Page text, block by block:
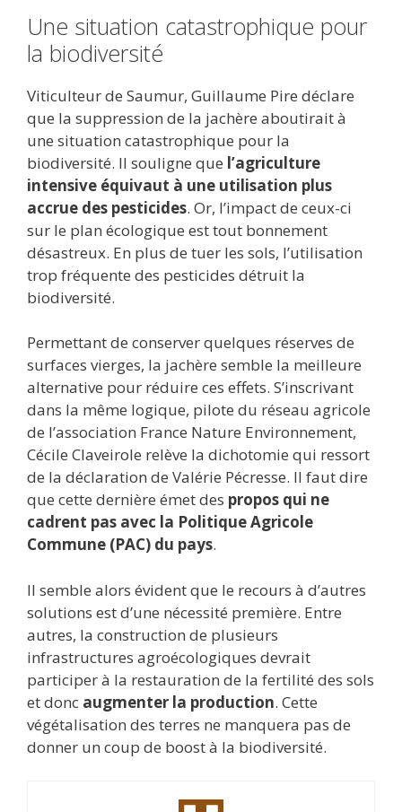
Une situation catastrophique pour
la biodiversité
Viticulteur de Saumur, Guillaume Pire déclare
que la suppression de la jachère aboutirait à
une situation catastrophique pour la
biodiversité. Il souligne que l’agriculture
intensive équivaut à une utilisation plus
accrue des pesticides. Or, l’impact de ceux-ci
sur le plan écologique est tout bonnement
désastreux. En plus de tuer les sols, l’utilisation
trop fréquente des pesticides détruit la
biodiversité.
Permettant de conserver quelques réserves de
surfaces vierges, la jachère semble la meilleure
alternative pour réduire ces effets. S’inscrivant
dans la même logique, pilote du réseau agricole
de l’association France Nature Environnement,
Cécile Claveirole relève la dichotomie qui ressort
de la déclaration de Valérie Pécresse. Il faut dire
que cette dernière émet des propos qui ne
cadrent pas avec la Politique Agricole
Commune (PAC) du pays.
Il semble alors évident que le recours à d’autres
solutions est d’une nécessité première. Entre
autres, la construction de plusieurs
infrastructures agroécologiques devrait
participer à la restauration de la fertilité des sols
et donc augmenter la production. Cette
végétalisation des terres ne manquera pas de
donner un coup de boost à la biodiversité.